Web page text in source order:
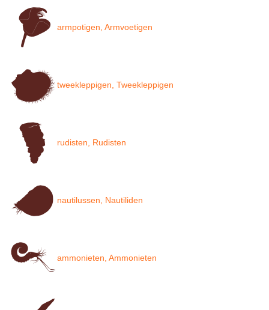
armpotigen, Armvoetigen
tweekleppigen, Tweekleppigen
rudisten, Rudisten
nautilussen, Nautiliden
ammonieten, Ammonieten